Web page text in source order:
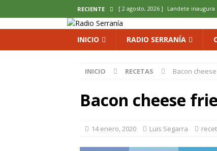
RECIENTE [ 2 agosto, 2026 ] Landete
del Olvido
[ 2 agosto, 2026 ] La copla se sube
[ 2 agosto, 2026 ] El calor pone en
[ 2 agosto, 2026 ] El REBI Cuenca
INICIO RADIO SERRANÍA
INICIO RECETAS Bacon
Bacon cheese
14 enero, 2020 Luis Segarra